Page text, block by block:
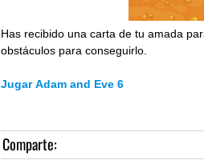
Has recibido una carta de tu amada
obstáculos para conseguirlo.
Jugar Adam and Eve 6
Comparte: